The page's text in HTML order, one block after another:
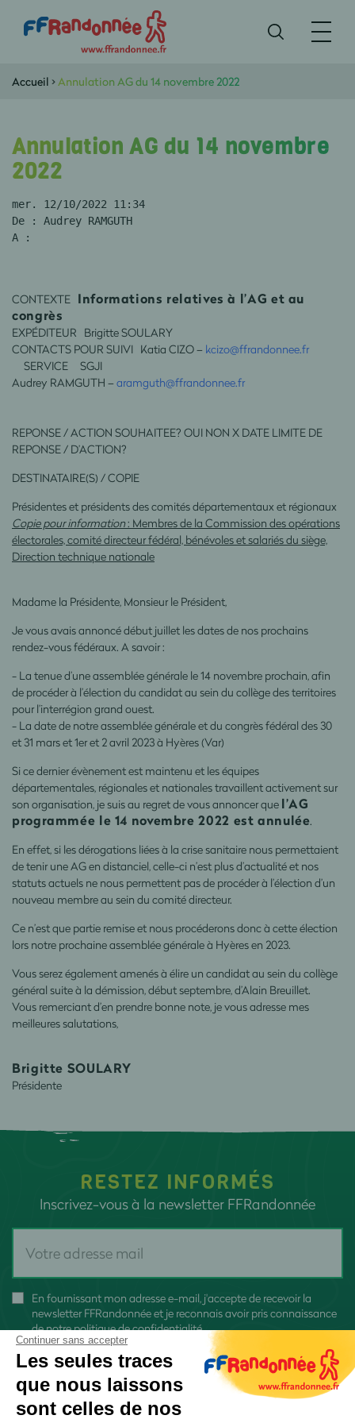
Accueil >Annulation AG du 14 novembre 2022
Annulation AG du 14 novembre
2022
mer. 12/10/2022 11:34
De : Audrey RAMGUTH
A :
CONTEXTE Informations relatives à l’AG et au
congrès
EXPÉDITEUR Brigitte SOULARY
CONTACTS POUR SUIVI Katia CIZO – kcizo@ffrandonnee.fr
SERVICE SGJI
Audrey RAMGUTH – aramguth@ffrandonnee.fr
REPONSE / ACTION SOUHAITEE? OUI NON X DATE LIMITE DE
REPONSE / D’ACTION?
DESTINATAIRE(S) / COPIE
Présidentes et présidents des comités départementaux et régionaux
Copie pour information: Membres de la Commission des opérations
électorales, comité directeur fédéral, bénévoles et salariés du siège,
Direction technique nationale
Madame la Présidente, Monsieur le Président,
Je vous avais annoncé début juillet les dates de nos prochains
rendez-vous fédéraux. A savoir :
- La tenue d’une assemblée générale le 14 novembre prochain, afin
de procéder à l’élection du candidat au sein du collège des territoires
pour l’interrégion grand ouest.
- La date de notre assemblée générale et du congrès fédéral des 30
et 31 mars et 1er et 2 avril 2023 à Hyères (Var)
Si ce dernier évènement est maintenu et les équipes
départementales, régionales et nationales travaillent activement sur
son organisation, je suis au regret de vous annoncer que l’AG
programmée le 14 novembre 2022 est annulée.
En effet, si les dérogations liées à la crise sanitaire nous permettaient
de tenir une AG en distanciel, celle-ci n’est plus d’actualité et nos
statuts actuels ne nous permettent pas de procéder à l’élection d’un
nouveau membre au sein du comité directeur.
Ce n’est que partie remise et nous procéderons donc à cette élection
lors notre prochaine assemblée générale à Hyères en 2023.
Vous serez également amenés à élire un candidat au sein du collège
général suite à la démission, début septembre, d’Alain Breuillet.
Vous remerciant d’en prendre bonne note, je vous adresse mes
meilleures salutations,
Brigitte SOULARY
Présidente
RESTEZ INFORMÉS
Inscrivez-vous à la newsletter FFRandonnée
En fournissant mon adresse e-mail, j'accepte de recevoir la
newsletter FFRandonnée et je reconnais avoir pris connaissance
denotre politique de confidentialité
Continuer sans accepter
Les seules traces
que nous laissons
sont celles de nos